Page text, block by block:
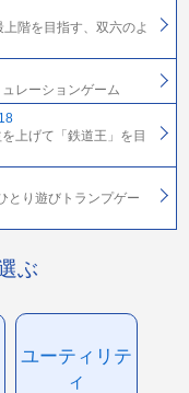
階を目指す、双六のよ
レーションゲーム
上げて「鉄道王」を目
とり遊びトランプゲー
ぶ
ユーティリテ
ィ